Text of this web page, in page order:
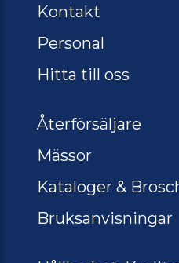
Kontakt
Personal
Hitta till oss
Återförsäljare
Mässor
Kataloger &
Bruksanvisningar